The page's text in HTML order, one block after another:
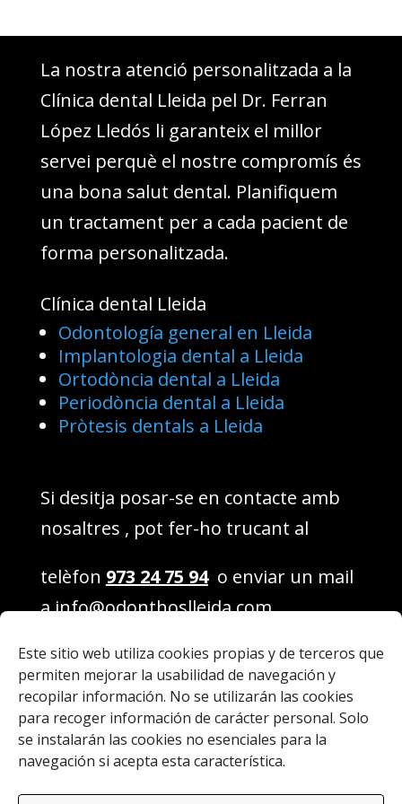
Este sitio web utiliza cookies propias y de terceros que
permiten mejorar la usabilidad de navegación y
recopilar información. No se utilizarán las cookies
para recoger información de carácter personal. Solo
se instalarán las cookies no esenciales para la
navegación si acepta esta característica.
La nostra atenció personalitzada a la
Clínica dental Lleida pel Dr. Ferran
López Lledós li garanteix el millor
servei perquè el nostre compromís és
una bona salut dental. Planifiquem
un tractament per a cada pacient de
forma personalitzada.
Clínica dental Lleida
Odontología general en Lleida
Implantologia dental a Lleida
Ortodòncia dental a Lleida
Periodòncia dental a Lleida
Pròtesis dentals a Lleida
Si desitja posar-se en contacte amb
nosaltres , pot fer-ho trucant al
telèfon 973 24 75 94o enviar un mail
ainfo@odonthoslleida.com.
També pot venir directament a la
Clínica situada al Carrer de Sabadell,
num. 16-18 de Lleida.